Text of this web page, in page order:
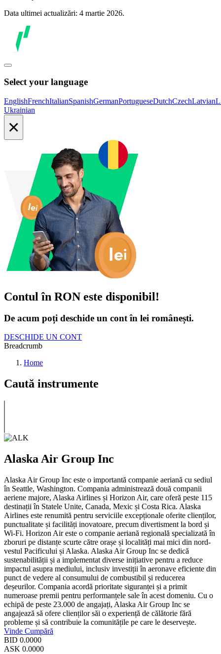
Data ultimei actualizări: 4 martie 2026.
Select your language
EnglishFrenchItalianSpanishGermanPortugueseDutchCzechLatvian
Ukrainian
×
Contul în RON este disponibil!
De acum poți deschide un cont în lei românești.
DESCHIDE UN CONT
Breadcrumb
Home
Caută instrumente
Alaska Air Group Inc
Alaska Air Group Inc este o importantă companie aeriană cu sediul
în Seattle, Washington. Compania administrează două companii
aeriene majore, Alaska Airlines și Horizon Air, care oferă peste 115
destinații în Statele Unite, Canada, Mexic și Costa Rica. Alaska
Airlines este renumită pentru serviciile excepționale oferite clienților,
punctualitate și facilități inovatoare, precum divertisment la bord și
Wi-Fi. Horizon Air este o companie aeriană regională specializată în
zboruri pe distanțe scurte către orașe și localități mai mici din nord-
vestul Pacificului și Alaska. Alaska Air Group Inc se dedică
sustenabilității și a implementat diverse inițiative pentru a reduce
impactul asupra mediului, inclusiv investiții în aeronave eficiente din
punct de vedere al consumului de combustibil și reducerea
deșeurilor. Compania acordă prioritate siguranței și a primit
numeroase premii pentru performanțele sale în acest domeniu. Cu o
echipă de peste 23.000 de angajați, Alaska Air Group Inc se
angajează să ofere clienților săi o experiență de călătorie fără
probleme și să contribuie la comunitățile pe care le deservește.
Vinde Cumpără
BID 0.0000
ASK 0.0000